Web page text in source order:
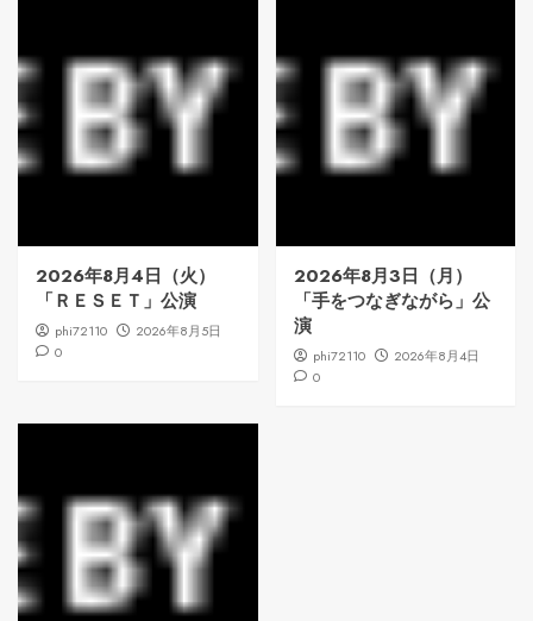
2026年8月4日（火）
「ＲＥＳＥＴ」公演
phi72110
2026年8月5日
0
2026年8月3日（月）
「手をつなぎながら」公
演
phi72110
2026年8月4日
0